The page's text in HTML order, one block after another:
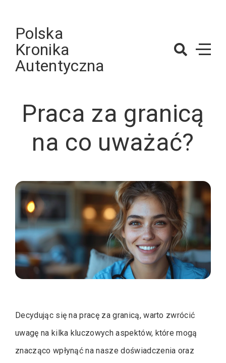
contentPolska
Kronika
Autentyczna
Praca za granicą
na co uważać?
Decydując się na pracę za granicą, warto zwrócić
uwagę na kilka kluczowych aspektów, które mogą
znacząco wpłynąć na nasze doświadczenia oraz